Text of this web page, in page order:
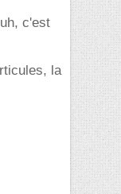
c'est
la